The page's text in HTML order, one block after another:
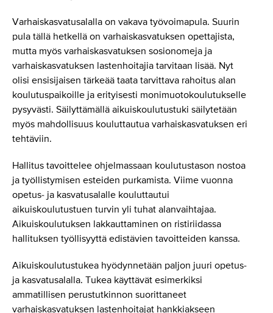
Varhaiskasvatusalalla on vakava työvoimapula. Suurin
pula tällä hetkellä on varhaiskasvatuksen opettajista,
mutta myös varhaiskasvatuksen sosionomeja ja
varhaiskasvatuksen lastenhoitajia tarvitaan lisää. Nyt
olisi ensisijaisen tärkeää taata tarvittava rahoitus alan
koulutuspaikoille ja erityisesti monimuotokoulutukselle
pysyvästi. Säilyttämällä aikuiskoulutustuki säilytetään
myös mahdollisuus kouluttautua varhaiskasvatuksen eri
tehtäviin.
Hallitus tavoittelee ohjelmassaan koulutustason nostoa
ja työllistymisen esteiden purkamista. Viime vuonna
opetus- ja kasvatusalalle kouluttautui
aikuiskoulutustuen turvin yli tuhat alanvaihtajaa.
Aikuiskoulutuksen lakkauttaminen on ristiriidassa
hallituksen työllisyyttä edistävien tavoitteiden kanssa.
Aikuiskoulutustukea hyödynnetään paljon juuri opetus-
ja kasvatusalalla. Tukea käyttävät esimerkiksi
ammatillisen perustutkinnon suorittaneet
varhaiskasvatuksen lastenhoitajat hankkiakseen